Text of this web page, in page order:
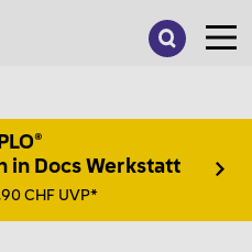
in Docs Werkstatt
CHF UVP*